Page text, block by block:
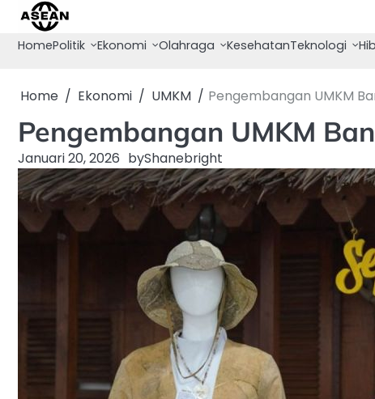
Skip
content
HomePolitik Ekonomi Olahraga KesehatanTeknologi
Home Ekonomi UMKM Pengembangan UMKM
Pengembangan UMKM
Januari 20, 2026 byShanebright